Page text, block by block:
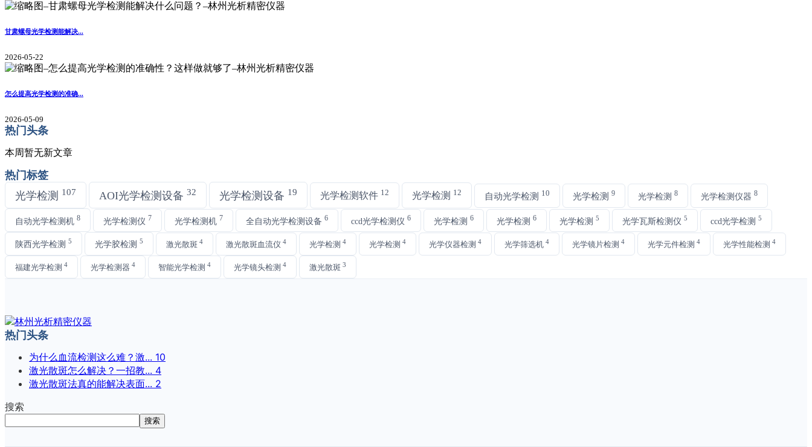
甘肃螺母光学检测能解决...
2026-05-22
怎么提高光学检测的准确...
2026-05-09
热门头条
本周暂无新文章
热门标签
光学检测
107 AOI光学检测设备 32 光学检测设备 19 光学检测软件 12 光学检测 12 自动光学检测 10 光学检测 9 光学检测 8 光学检测仪器 8
自动光学检测机 8 光学检测仪 7 光学检测机 7 全自动光学检测设备 6 ccd光学检测仪 6 光学检测 6 光学检测 6 光学检测 5 光学瓦斯检测仪 5 ccd光学检测 5
陕西光学检测 5 光学胶检测 5 激光散斑 4 激光散斑血流仪 4 光学检测 4 光学检测 4 光学仪器检测 4 光学筛选机 4 光学镜片检测 4 光学元件检测 4 光学性能检测 4
福建光学检测 4 光学检测器 4 智能光学检测 4 光学镜头检测 4 激光散斑 3
热门头条
为什么血流检测这么难？激... 10
激光散斑怎么解决？一招教... 4
激光散斑法真的能解决表面... 2
搜索
搜索